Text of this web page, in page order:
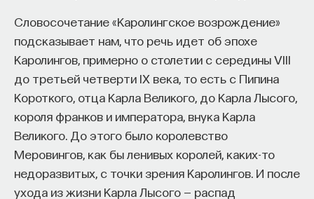
Словосочетание «Каролингское возрождение»
подсказывает нам, что речь идет об эпохе
Каролингов, примерно о столетии с середины VIII
до третьей четверти IX века, то есть с Пипина
Короткого, отца Карла Великого, до Карла Лысого,
короля франков и императора, внука Карла
Великого. До этого было королевство
Меровингов, как бы ленивых королей, каких-то
недоразвитых, с точки зрения Каролингов. И после
ухода из жизни Карла Лысого — распад
Пройдя этот курс, вы:
— Овладеете ключевыми для независимого
мышления навыками: научитесь критически
воспринимать информацию и логично
и аргументированно доказывать свою точку
зрения.
— Узнаете, как философия отвечает
на основополагающие вопросы человечества: что